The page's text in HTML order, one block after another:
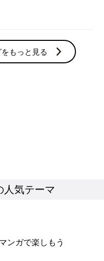
もっと見る
気テーマ
ンガで楽しもう